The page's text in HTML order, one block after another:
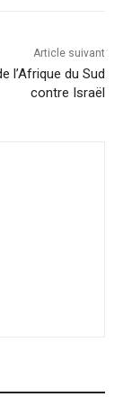
Article suivant
l’Afrique du Sud
contre Israël